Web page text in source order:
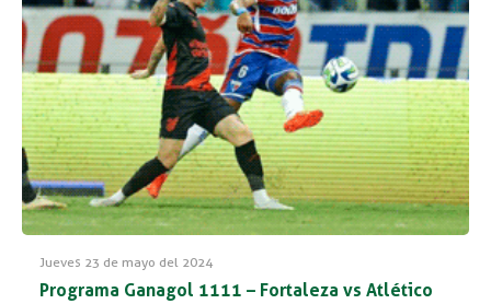
Jueves 23 de mayo del 2024
Programa Ganagol 1111 – Fortaleza vs Atlético